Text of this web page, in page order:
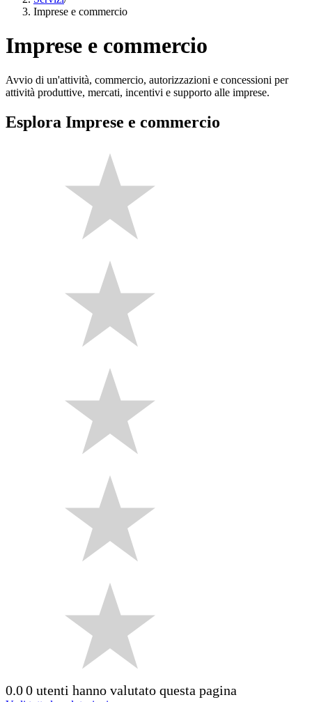
Imprese e commercio
Imprese e commercio
Avvio di un'attività, commercio, autorizzazioni e concessioni per
attività produttive, mercati, incentivi e supporto alle imprese.
Esplora Imprese e commercio
0.00 utenti hanno valutato questa pagina